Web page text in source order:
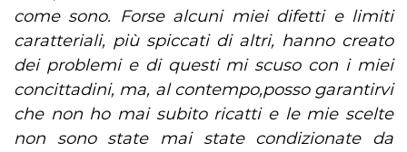
come sono. Forse alcuni miei difetti e limiti
caratteriali, più spiccati di altri, hanno creato
dei problemi e di questi mi scuso con i miei
concittadini, ma, al contempo,posso garantirvi
che non ho mai subito ricatti e le mie scelte
non sono state mai state condizionate da